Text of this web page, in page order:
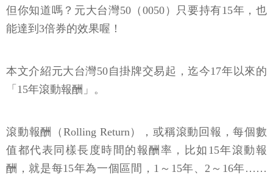
但你知道嗎？元大台灣50（0050）只要持有15年，也
能達到3倍券的效果喔！
本文介紹元大台灣50自掛牌交易起，迄今17年以來的
「15年滾動報酬」。
滾動報酬（Rolling Return），或稱滾動回報，每個數
值都代表同樣長度時間的報酬率，比如15年滾動報
酬，就是每15年為一個區間，1～15年、2～16年……